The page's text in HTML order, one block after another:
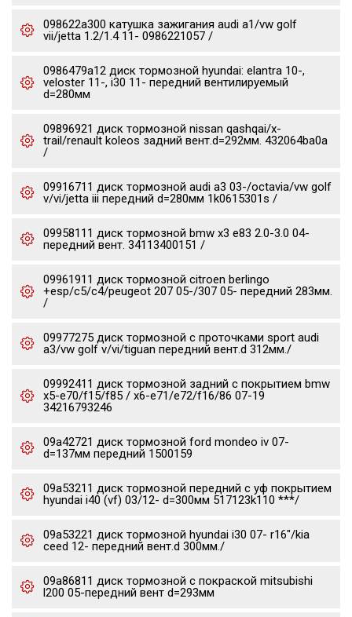
098622a300 катушка зажигания audi a1/vw golf
vii/jetta 1.2/1.4 11- 0986221057 /
0986479a12 диск тормозной hyundai: elantra 10-,
veloster 11-, i30 11- передний вентилируемый
d=280мм
09896921 диск тормозной nissan qashqai/x-
trail/renault koleos задний вент.d=292мм. 432064ba0a
/
09916711 диск тормозной audi a3 03-/octavia/vw golf
v/vi/jetta iii передний d=280мм 1k0615301s /
09958111 диск тормозной bmw x3 e83 2.0-3.0 04-
передний вент. 34113400151 /
09961911 диск тормозной citroen berlingo
+esp/c5/c4/peugeot 207 05-/307 05- передний 283мм.
/
09977275 диск тормозной c проточками sport audi
a3/vw golf v/vi/tiguan передний вент.d 312мм./
09992411 диск тормозной задний с покрытием bmw
x5-e70/f15/f85 / x6-e71/e72/f16/86 07-19
34216793246
09a42721 диск тормозной ford mondeo iv 07-
d=137мм передний 1500159
09a53211 диск тормозной передний с уф покрытием
hyundai i40 (vf) 03/12- d=300мм 517123k110 ***/
09a53221 диск тормозной hyundai i30 07- r16"/kia
ceed 12- передний вент.d 300мм./
09a86811 диск тормозной с покраской mitsubishi
l200 05-передний вент d=293мм